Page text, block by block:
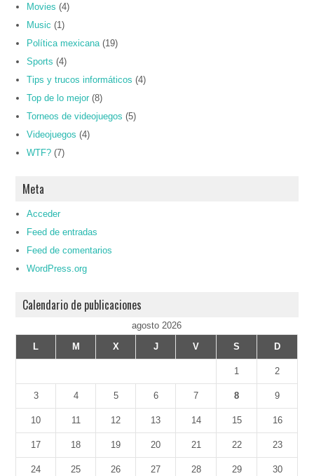
Movies (4)
Music (1)
Política mexicana (19)
Sports (4)
Tips y trucos informáticos (4)
Top de lo mejor (8)
Torneos de videojuegos (5)
Videojuegos (4)
WTF? (7)
Meta
Acceder
Feed de entradas
Feed de comentarios
WordPress.org
Calendario de publicaciones
agosto 2026
L
M X J V S D
1 2
3 4 5 6 7 8 9
10 11 12 13 14 15 16
17 18 19 20 21 22 23
24 25 26 27 28 29 30